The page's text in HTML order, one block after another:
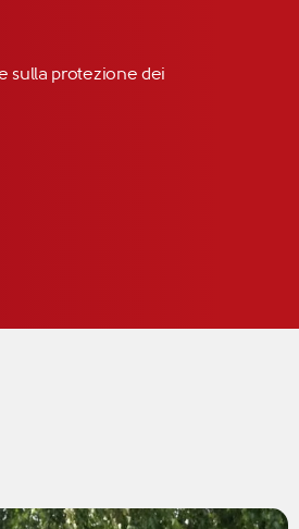
sulla protezione dei